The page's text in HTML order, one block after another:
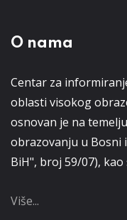
O nama
Centar za
oblasti visokog
osnovan je na
obrazovanju u Bosni
BiH", broj 59/07),
Više...